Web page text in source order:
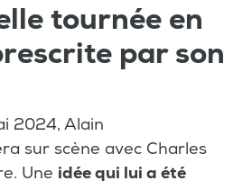
tournée en
par son
2024, Alain
sur scène avec Charles
Une idée qui lui a été